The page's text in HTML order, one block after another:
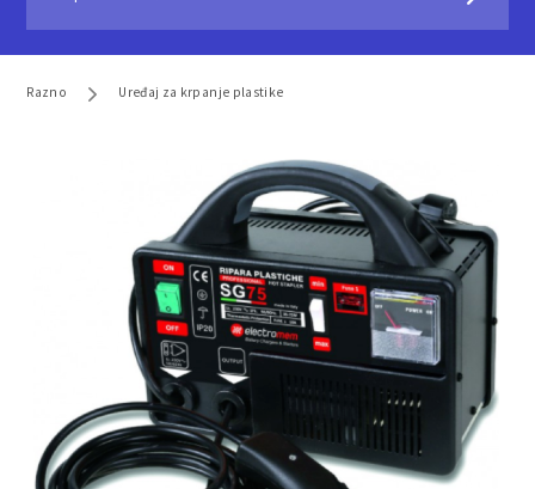
Razno Uređaj za krpanje plastike